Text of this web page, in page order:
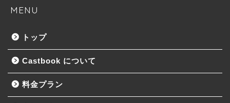
MENU
トップ
Castbook について
料金プラン